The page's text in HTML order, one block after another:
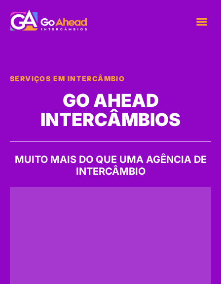
SERVIÇOS EM INTERCÂMBIO
GO AHEAD
INTERCÂMBIOS
MUITO MAIS DO QUE UMA AGÊNCIA DE
INTERCÂMBIO